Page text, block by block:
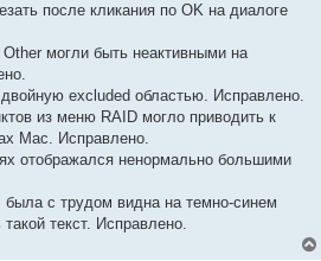
после кликания по OK на диалоге
могли быть неактивными на
excluded областью. Исправлено.
из меню RAID могло приводить к
Mac. Исправлено.
отображался ненормально большими
была с трудом видна на темно-синем
текст. Исправлено.